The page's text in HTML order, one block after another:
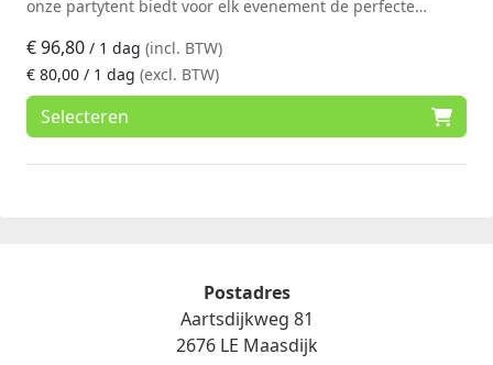
onze partytent biedt voor elk evenement de perfecte
€96,80 / 1 dag (incl. BTW)
€ 80,00 / 1 dag (excl. BTW)
Selecteren
Postadres
Aartsdijkweg 81
2676 LE Maasdijk